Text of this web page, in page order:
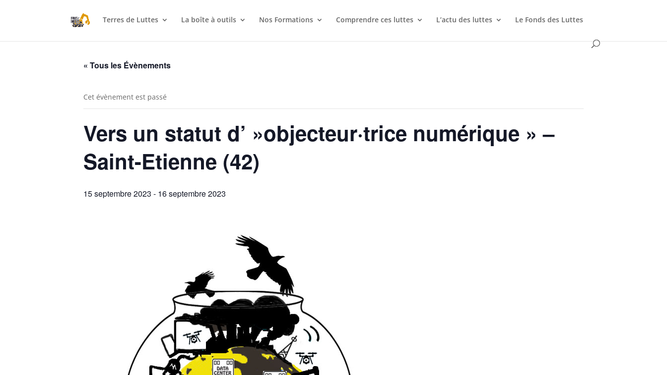
Terres de Luttes La boîte à outils Nos Formations Comprendre ces luttes L’actu des luttes Le Fonds des Luttes
« Tous les Évènements
Cet évènement est passé
Vers un statut d’ »objecteur·trice numérique » –
Saint-Etienne (42)
15 septembre 2023 - 16 septembre 2023